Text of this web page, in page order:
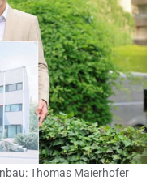
Thomas Maierhofer